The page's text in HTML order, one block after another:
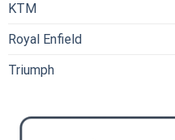
KTM
Royal Enfield
Triumph